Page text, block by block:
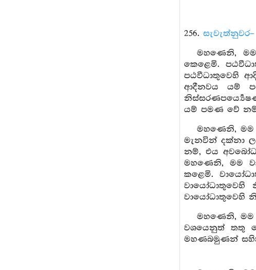
256. සැවැත්නුවර–
මහණෙනි, මම
කෙළෙමි.
පඨවීධාතුවෙහි
ආදීනවය යම්
යම් පමණ වේ
මහණෙනි, මම
මැනවින් දක්නා
නම්, එය
මහණෙනි, මම
කළෙමි.
වායෝධාතුවෙහි
මහණෙනි, මම
වශයෙනුත් තතු
මහණබමුණන්